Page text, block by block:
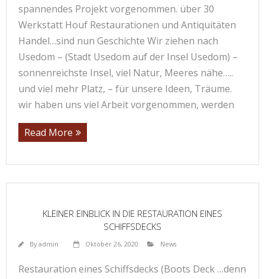
spannendes Projekt vorgenommen. über 30
Werkstatt Houf Restaurationen und Antiquitäten
Handel…sind nun Geschichte Wir ziehen nach
Usedom – (Stadt Usedom auf der Insel Usedom) –
sonnenreichste Insel, viel Natur, Meeres nähe…..
und viel mehr Platz, – für unsere Ideen, Träume.
wir haben uns viel Arbeit vorgenommen, werden
Read More
KLEINER EINBLICK IN DIE RESTAURATION EINES
SCHIFFSDECKS
Byadmin Oktober 26, 2020 News
Restauration eines Schiffsdecks (Boots Deck …denn